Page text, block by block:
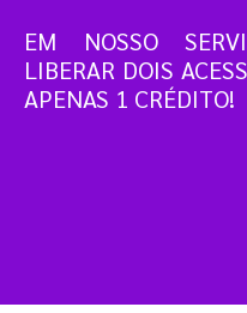
EM NOSSO
LIBERAR DOIS
APENAS 1 CRÉDITO!